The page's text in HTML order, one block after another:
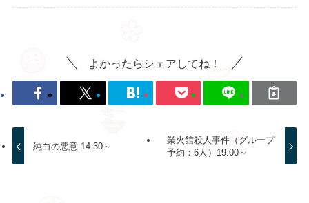
よかったらシェアしてね！
純白の悪意 14:30～
業火館殺人事件（グループ
予約：6人）19:00～